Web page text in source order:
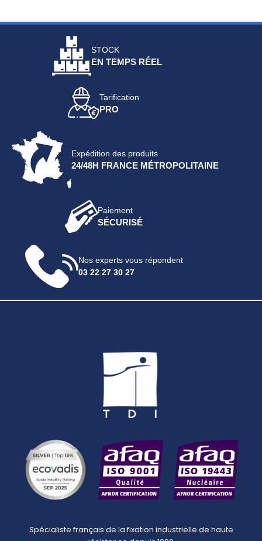
STOCK
EN TEMPS RÉEL
Tarification
PRO
Expédition des produits
24/48H FRANCE MÉTROPOLITAINE
Paiement
SÉCURISÉ
Nos experts vous répondent
03 22 27 30 27
Spécialiste français de la fixation industrielle de haute